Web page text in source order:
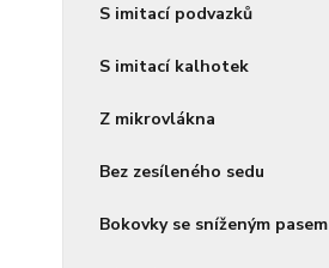
S imitací podvazků
S imitací kalhotek
Z mikrovlákna
Bez zesíleného sedu
Bokovky se sníženým pasem